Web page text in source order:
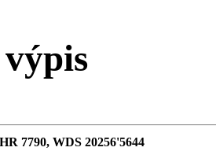
7790, WDS 20256'5644